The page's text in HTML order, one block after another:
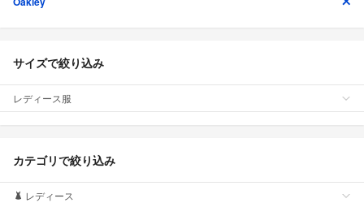
サイズで絞り込み
レディース服
カテゴリで絞り込み
レディース